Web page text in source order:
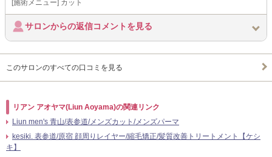
[施術メニュー] カット
サロンからの返信コメントを見る
このサロンのすべての口コミを見る
リアン アオヤマ(Liun Aoyama)の関連リンク
Liun men's 青山/表参道/メンズカット/メンズパーマ
kesiki. 表参道/原宿 顔周りレイヤー/縮毛矯正/髪質改善トリートメント【ケシ
キ】